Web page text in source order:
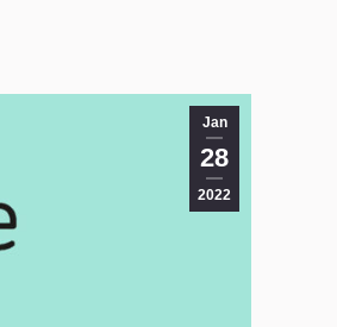
Jan
28
2022